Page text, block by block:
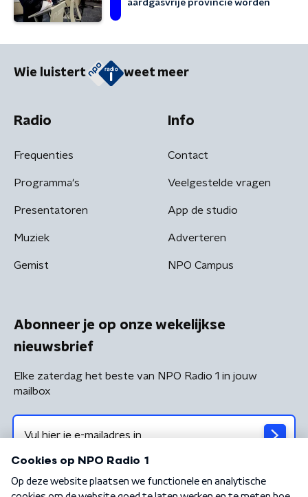
aardgasvrije provincie worden
Wie luistert weet meer
Radio
Frequenties
Programma's
Presentatoren
Muziek
Gemist
Info
Contact
Veelgestelde vragen
App de studio
Adverteren
NPO Campus
Abonneer je op onze wekelijkse
nieuwsbrief
Elke zaterdag het beste van NPO Radio 1 in jouw
mailbox